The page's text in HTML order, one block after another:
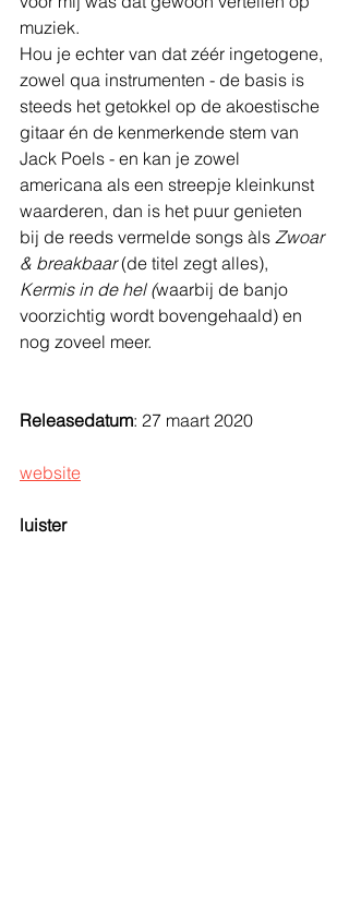
muziek.
Hou je echter van dat zéér ingetogene,
zowel qua instrumenten - de basis is
steeds het getokkel op de akoestische
gitaar én de kenmerkende stem van
Jack Poels - en kan je zowel
americana als een streepje kleinkunst
waarderen, dan is het puur genieten
bij de reeds vermelde songs àls Zwoar
& breakbaar (de titel zegt alles),
Kermis in de hel (waarbij de banjo
voorzichtig wordt bovengehaald) en
nog zoveel meer.
Releasedatum: 27 maart 2020
website
luister